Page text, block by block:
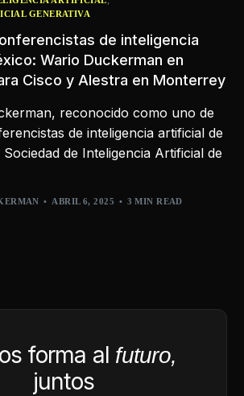
GENERATIVA
de inteligencia
Wario Duckerman en
Cisco y Alestra en Monterrey
reconocido como uno de
de inteligencia artificial de
de Inteligencia Artificial de
ABRIL 6, 2025 3 MIN READ
forma al futuro,
juntos